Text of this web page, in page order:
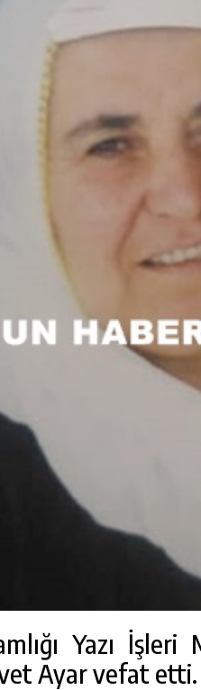
Yazı
Ayar vefat etti.
HABER AKIŞI
KIZ KUR’AN KURSU
GEZISI.